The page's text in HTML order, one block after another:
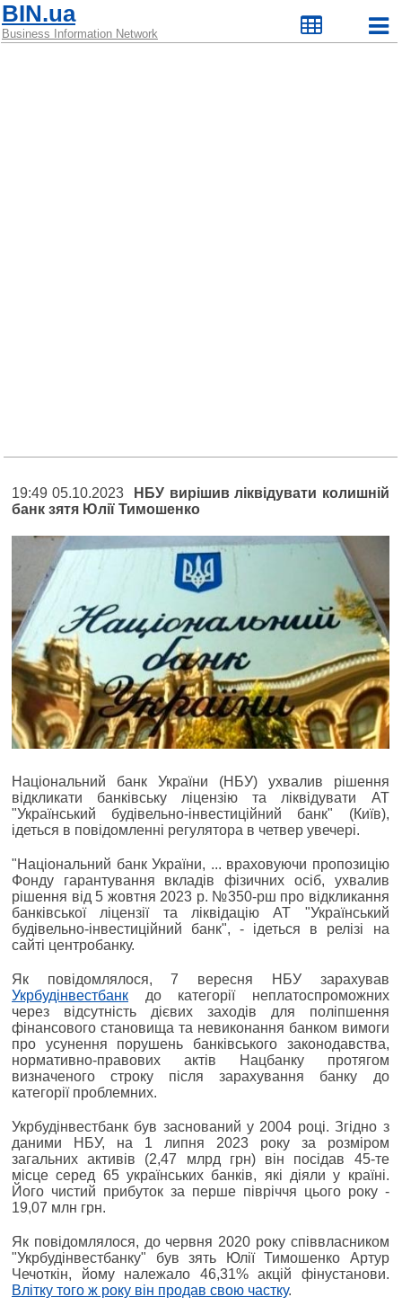
BIN.ua
Business Information Network
19:49 05.10.2023
НБУ вирішив ліквідувати колишній
банк зятя Юлії Тимошенко
Національний банк України (НБУ) ухвалив рішення
відкликати банківську ліцензію та ліквідувати АТ
"Український будівельно-інвестиційний банк" (Київ),
ідеться в повідомленні регулятора в четвер увечері.
"Національний банк України, ... враховуючи пропозицію
Фонду гарантування вкладів фізичних осіб, ухвалив
рішення від 5 жовтня 2023 р. №350-рш про відкликання
банківської ліцензії та ліквідацію АТ "Український
будівельно-інвестиційний банк", - ідеться в релізі на
сайті центробанку.
Як повідомлялося, 7 вересня НБУ зарахував
Укрбудінвестбанк до категорії неплатоспроможних
через відсутність дієвих заходів для поліпшення
фінансового становища та невиконання банком вимоги
про усунення порушень банківського законодавства,
нормативно-правових актів Нацбанку протягом
визначеного строку після зарахування банку до
категорії проблемних.
Укрбудінвестбанк був заснований у 2004 році. Згідно з
даними НБУ, на 1 липня 2023 року за розміром
загальних активів (2,47 млрд грн) він посідав 45-те
місце серед 65 українських банків, які діяли у країні.
Його чистий прибуток за перше півріччя цього року -
19,07 млн грн.
Як повідомлялося, до червня 2020 року співвласником
"Укрбудінвестбанку" був зять Юлії Тимошенко Артур
Чечоткін, йому належало 46,31% акцій фінустанови.
Влітку того ж року він продав свою частку.